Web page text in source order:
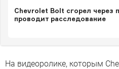
Chevrolet Bolt сгорел через
проводит расследование
На видеоролике, которым